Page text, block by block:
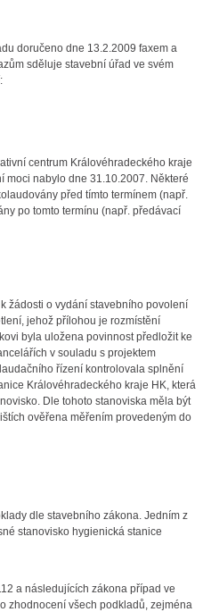
doručeno dne 13.2.2009 faxem a
sděluje stavební úřad ve svém
centrum Královéhradeckého kraje
moci nabylo dne 31.10.2007. Některé
před tímto termínem (např.
po tomto termínu (např. předávací
žádosti o vydání stavebního povolení
jehož přílohou je rozmístění
byla uložena povinnost předložit ke
v souladu s projektem
řízení kontrolovala splnění
Královéhradeckého kraje HK, která
Dle tohoto stanoviska měla být
ověřena měřením provedeným do
dle stavebního zákona. Jedním z
stanovisko hygienická stanice
a následujících zákona případ ve
zhodnocení všech podkladů, zejména